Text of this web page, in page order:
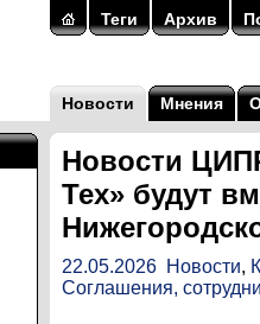
Теги Архив
Новости Мнения
Новости
Тех» будут
22.05.2026 Новости,
Соглашения,